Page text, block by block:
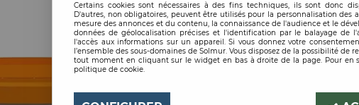
Code produit :
COLOR
PEINTURE
Soyez le
Certains cookies sont nécessaires à des fins techniques, ils sont donc
D'autres, non obligatoires, peuvent être utilisés pour la personnalisation des
mesure des annonces et du contenu, la connaissance de l'audience et le
données de géolocalisation précises et l'identification par le balayage de
l'accès aux informations sur un appareil. Si vous donnez votre
l’ensemble des sous-domaines de Solmur. Vous disposez de la possibilité de
tout moment en cliquant sur le widget en bas à droite de la page. Pour en
politique de cookie.